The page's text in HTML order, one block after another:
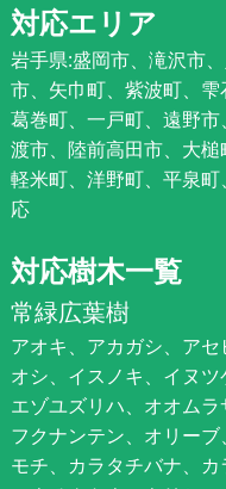
対応エリア
岩手県:盛岡市、滝沢市
市、矢巾町、紫波町、雫
葛巻町、一戸町、遠野
渡市、陸前高田市、大槌
軽米町、洋野町、平泉
応
対応樹木一覧
常緑広葉樹
アオキ、アカガシ、ア
オシ、イスノキ、イヌツ
エゾユズリハ、オオム
フクナンテン、オリー
モチ、カラタチバナ、